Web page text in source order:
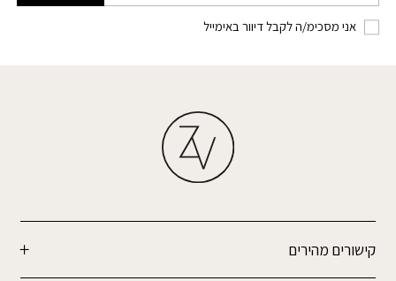
אני מסכימ/ה לקבל דיוור באימייל
קישורים מהירים